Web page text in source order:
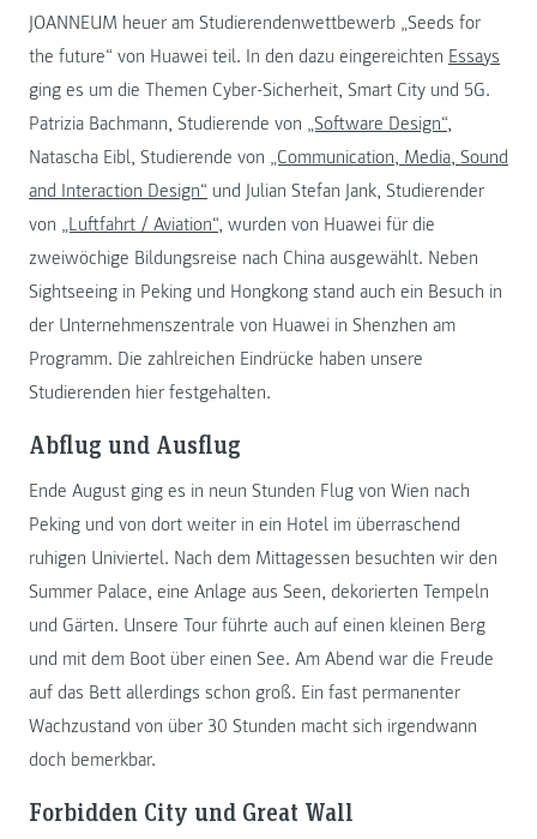
JOANNEUM heuer am Studierendenwettbewerb „Seeds for
the future“ von Huawei teil. In den dazu eingereichten Essays
ging es um die Themen Cyber-Sicherheit, Smart City und 5G.
Patrizia Bachmann, Studierende von „Software Design“,
Natascha Eibl, Studierende von „Communication, Media, Sound
and Interaction Design“ und Julian Stefan Jank, Studierender
von „Luftfahrt / Aviation“, wurden von Huawei für die
zweiwöchige Bildungsreise nach China ausgewählt. Neben
Sightseeing in Peking und Hongkong stand auch ein Besuch in
der Unternehmenszentrale von Huawei in Shenzhen am
Programm. Die zahlreichen Eindrücke haben unsere
Studierenden hier festgehalten.
Abflug und Ausflug
Ende August ging es in neun Stunden Flug von Wien nach
Peking und von dort weiter in ein Hotel im überraschend
ruhigen Univiertel. Nach dem Mittagessen besuchten wir den
Summer Palace, eine Anlage aus Seen, dekorierten Tempeln
und Gärten. Unsere Tour führte auch auf einen kleinen Berg
und mit dem Boot über einen See. Am Abend war die Freude
auf das Bett allerdings schon groß. Ein fast permanenter
Wachzustand von über 30 Stunden macht sich irgendwann
doch bemerkbar.
Forbidden City und Great Wall